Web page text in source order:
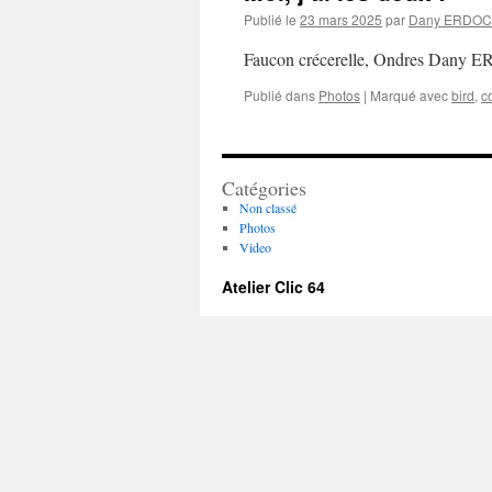
Publié le 23 mars 2025 par Dany
Faucon crécerelle, Ondres Dany
Publié dans Photos | Marqué avecbird,
Catégories
Non classé
Photos
Video
Atelier Clic 64